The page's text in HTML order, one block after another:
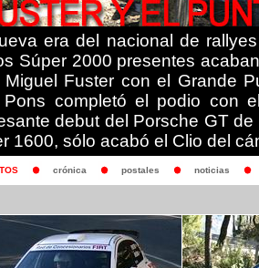
era del nacional de
Súper 2000 presentes
Miguel Fuster con el Grande
Pons completó el podio con
debut del Porsche GT
1600, sólo acabó el Clio del
crónica postales noticias